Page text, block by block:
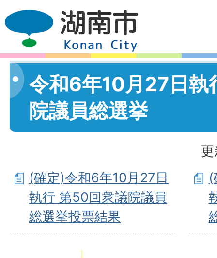
令和6年10月27日執
院議員総選挙
(確定)令和6年10月27日
執行 第50回衆議院議員
総選挙投票結果